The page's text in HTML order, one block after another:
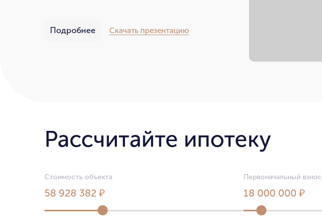
Подробнее Скачать презентацию
Рассчитайте ипотеку
Стоимость объекта
58 928 382 ₽
Первоначальный взнос
18 000 000 ₽